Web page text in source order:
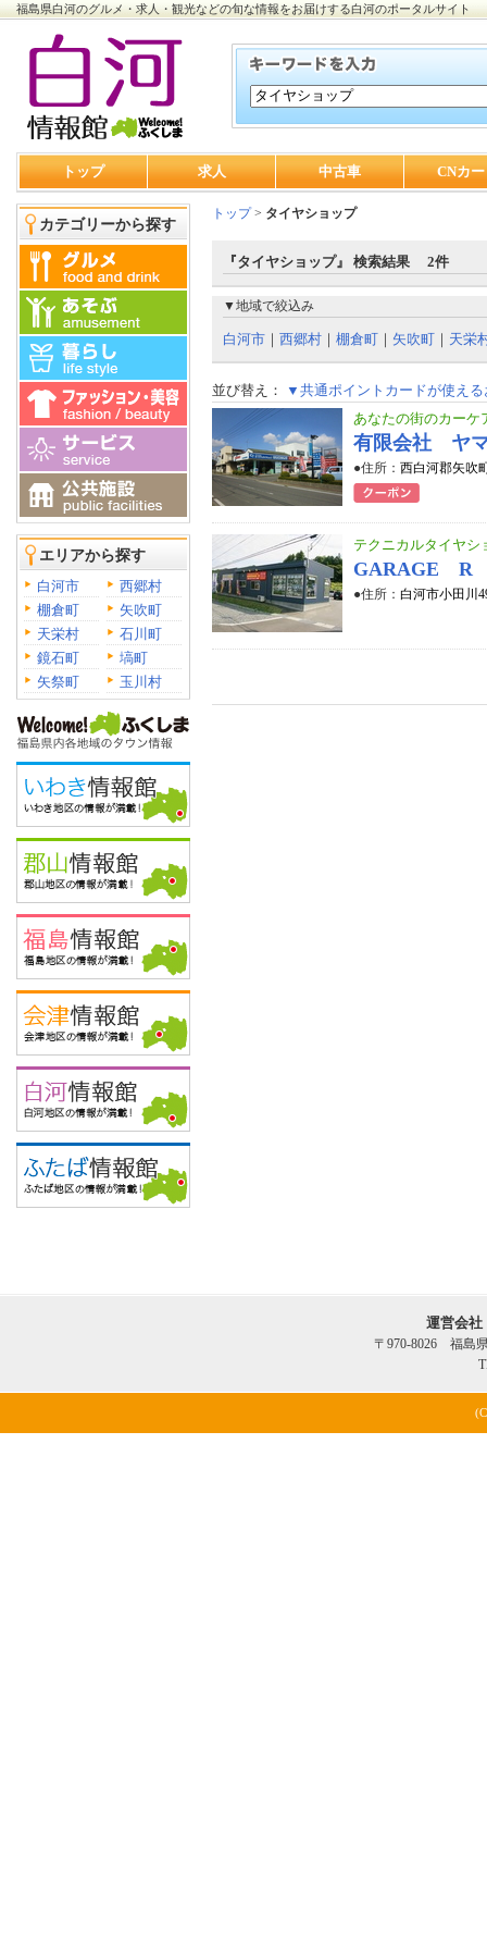
福島県白河のグルメ・求人・観光などの旬な情報をお届けする白河のポータルサイト
トップ 求人 中古車 CNカ
カテゴリーから探す
エリアから探す
白河市
西郷村
棚倉町
矢吹町
天栄村
石川町
鏡石町
塙町
矢祭町
玉川村
トップ> タイヤショップ
『タイヤショップ』 検索結果 2件
▼地域で絞込み
白河市 ｜ 西郷村 ｜ 棚倉町 ｜ 矢吹町 ｜ 天栄
並び替え：
▼共通ポイントカードが使える
あなたの街のカーケ
有限会社 ヤ
●住所： 西白河郡矢吹
テクニカルタイヤシ
GARAGE R
●住所： 白河市小田川
運営会
〒970-8026 福島